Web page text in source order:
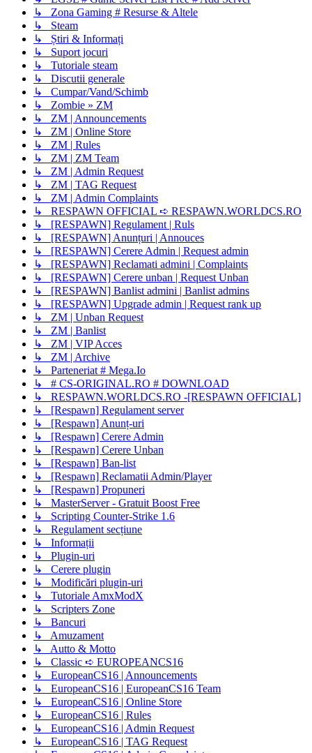
↳ Zona Gaming # Resurse & Altele
↳ Steam
↳ Știri & Informați
↳ Suport jocuri
↳ Tutoriale steam
↳ Discutii generale
↳ Cumpar/Vand/Schimb
↳ Zombie » ZM
↳ ZM | Announcements
↳ ZM | Online Store
↳ ZM | Rules
↳ ZM | ZM Team
↳ ZM | Admin Request
↳ ZM | TAG Request
↳ ZM | Admin Complaints
↳ RESPAWN OFFICIAL ➪ RESPAWN.WORLDCS.RO
↳ [RESPAWN] Regulament | Ruls
↳ [RESPAWN] Anunțuri | Annouces
↳ [RESPAWN] Cerere Admin | Request admin
↳ [RESPAWN] Reclamati admini | Complaints
↳ [RESPAWN] Cerere unban | Request Unban
↳ [RESPAWN] Banlist admini | Banlist admins
↳ [RESPAWN] Upgrade admin | Request rank up
↳ ZM | Unban Request
↳ ZM | Banlist
↳ ZM | VIP Acces
↳ ZM | Archive
↳ Parteneriat # Mega.Io
↳ # CS-ORIGINAL.RO # DOWNLOAD
↳ RESPAWN.WORLDCS.RO -[RESPAWN OFFICIAL]
↳ [Respawn] Regulament server
↳ [Respawn] Anunț-uri
↳ [Respawn] Cerere Admin
↳ [Respawn] Cerere Unban
↳ [Respawn] Ban-list
↳ [Respawn] Reclamatii Admin/Player
↳ [Respawn] Propuneri
↳ MasterServer - Gratuit Boost Free
↳ Scripting Counter-Strike 1.6
↳ Regulament secțiune
↳ Informații
↳ Plugin-uri
↳ Cerere plugin
↳ Modificări plugin-uri
↳ Tutoriale AmxModX
↳ Scripters Zone
↳ Bancuri
↳ Amuzament
↳ Autto & Motto
↳ Classic ➪ EUROPEANCS16
↳ EuropeanCS16 | Announcements
↳ EuropeanCS16 | EuropeanCS16 Team
↳ EuropeanCS16 | Online Store
↳ EuropeanCS16 | Rules
↳ EuropeanCS16 | Admin Request
↳ EuropeanCS16 | TAG Request